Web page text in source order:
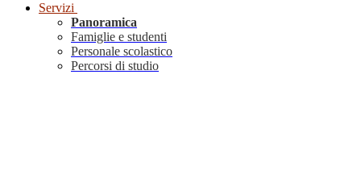
Servizi
Panoramica
Famiglie e studenti
Personale scolastico
Percorsi di studio